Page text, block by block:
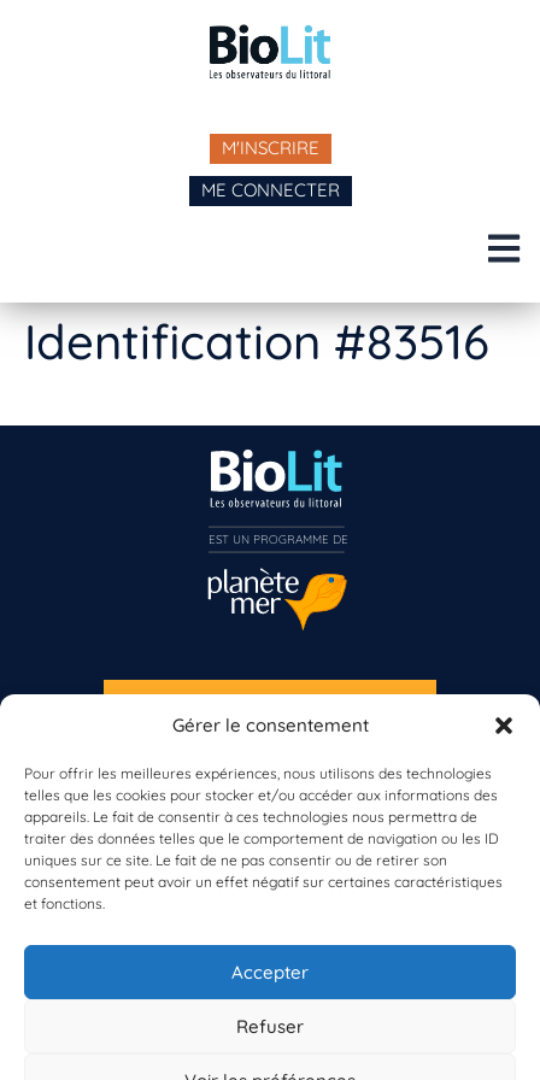
Gérer le consentement
Pour offrir les meilleures expériences, nous utilisons des technologies
telles que les cookies pour stocker et/ou accéder aux informations des
appareils. Le fait de consentir à ces technologies nous permettra de
traiter des données telles que le comportement de navigation ou les ID
uniques sur ce site. Le fait de ne pas consentir ou de retirer son
consentement peut avoir un effet négatif sur certaines caractéristiques
et fonctions.
Accepter
Refuser
M'INSCRIRE
ME CONNECTER
Identification #83516
À propos de BioLit
Vos données d'observation
Ressources
Résultats du programme
Contacts
S'INSCRIRE À LA NEWSLETTER
Inscrivez-vous dès maintenant